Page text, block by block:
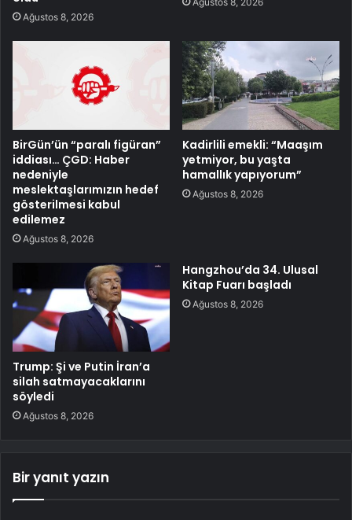
Ağustos 8, 2026
BirGün’ün “paralı figüran”
iddiası… ÇGD: Haber
nedeniyle
meslektaşlarımızın hedef
gösterilmesi kabul
edilemez
Ağustos 8, 2026
Kadirlili emekli: “Maaşım
yetmiyor, bu yaşta
hamallık yapıyorum”
Ağustos 8, 2026
Trump: Şi ve Putin İran’a
silah satmayacaklarını
söyledi
Ağustos 8, 2026
Hangzhou’da 34. Ulusal
Kitap Fuarı başladı
Ağustos 8, 2026
Bir yanıt yazın